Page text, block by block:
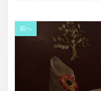
前へ